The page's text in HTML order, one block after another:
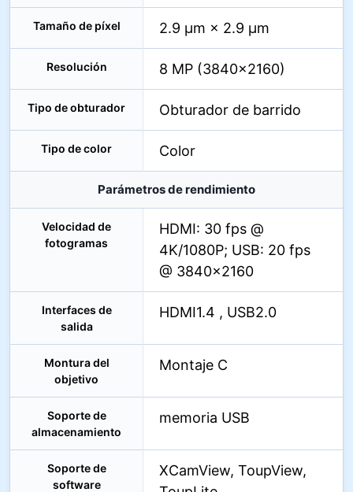
Tamaño de píxel 2.9 µm × 2.9 µm
Resolución 8 MP (3840×2160)
Tipo de obturador Obturador de barrido
Tipo de color Color
Parámetros de rendimiento
Velocidad de
fotogramas
HDMI: 30 fps @
4K/1080P; USB: 20 fps
@ 3840×2160
Interfaces de
salida
HDMI1.4 , USB2.0
Montura del
objetivo
Montaje C
Soporte de
almacenamiento
memoria USB
Soporte de
software
XCamView, ToupView,